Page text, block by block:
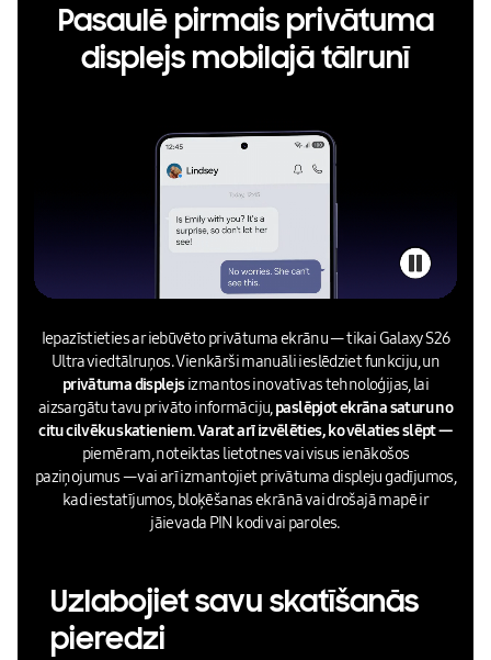
Pasaulē pirmais privātuma
displejs mobilajā tālrunī
Iepazīstieties ar iebūvēto privātuma ekrānu — tikai Galaxy S26
Ultra viedtālruņos. Vienkārši manuāli ieslēdziet funkciju, un
privātuma displejsizmantos inovatīvas tehnoloģijas, lai
aizsargātu tavu privāto informāciju,paslēpjot ekrāna saturu no
citu cilvēku skatieniem. Varat arī izvēlēties, ko vēlaties slēpt —
piemēram, noteiktas lietotnes vai visus ienākošos
paziņojumus — vai arī izmantojiet privātuma displeju gadījumos,
kad iestatījumos, bloķēšanas ekrānā vai drošajā mapē ir
jāievada PIN kodi vai paroles.
Uzlabojiet savu skatīšanās
pieredzi